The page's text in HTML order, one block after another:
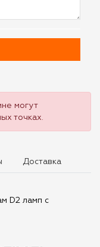
могут
точках.
Доставка
D2 ламп с